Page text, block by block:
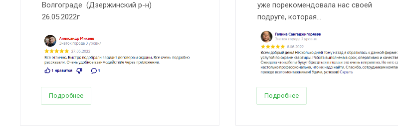
Волгограде (Дзержинский р-н)
26.05.2022г
Подробнее
уже порекомендовала нас своей
подруге, которая...
Подробнее